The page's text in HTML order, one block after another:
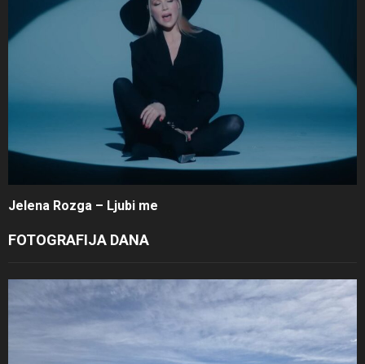
Jelena Rozga – Ljubi me
FOTOGRAFIJA DANA